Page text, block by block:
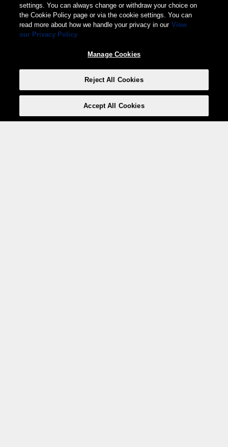
settings. You can always change or withdraw your choice on
the Cookie Policy page or via the cookie settings. You can
read more about how we handle your privacy in our View
our Privacy Policy
Manage Cookies
Reject All Cookies
Accept All Cookies